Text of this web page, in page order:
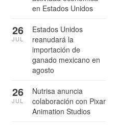
en Estados Unidos
Estados Unidos
reanudará la
importación de
ganado mexicano en
agosto
26
JUL
Nutrisa anuncia
colaboración con Pixar
Animation Studios
26
JUL